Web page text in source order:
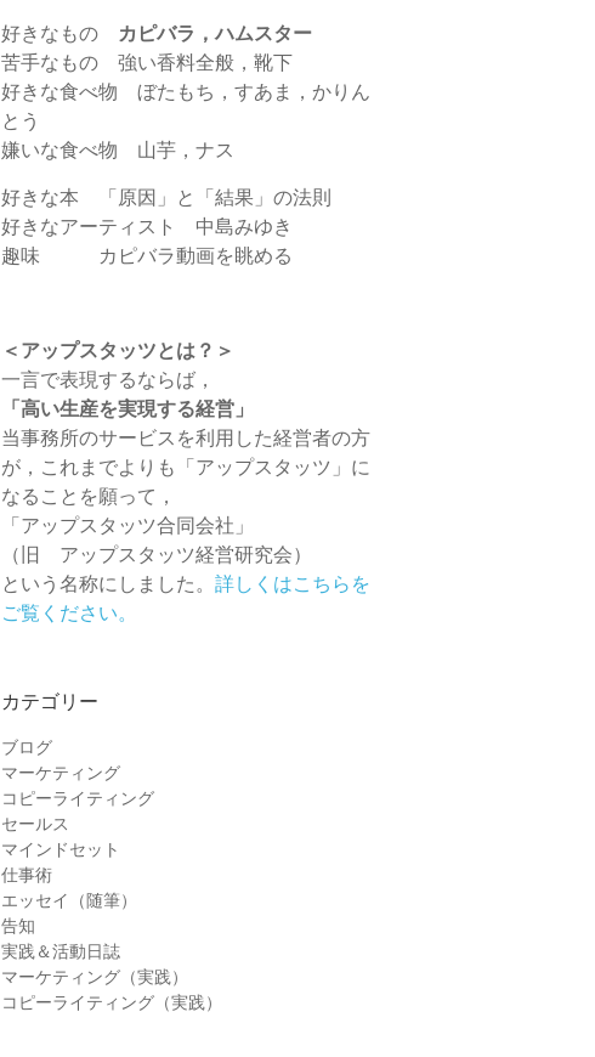
好きなもの カピバラ，ハムスター
苦手なもの 強い香料全般，靴下
好きな食べ物 ぼたもち，すあま，かりん
とう
嫌いな食べ物 山芋，ナス
好きな本 「原因」と「結果」の法則
好きなアーティスト 中島みゆき
趣味 カピバラ動画を眺める
＜アップスタッツとは？＞
一言で表現するならば，
「高い生産を実現する経営」
当事務所のサービスを利用した経営者の方
が，これまでよりも「アップスタッツ」に
なることを願って，
「アップスタッツ合同会社」
（旧 アップスタッツ経営研究会）
という名称にしました。詳しくはこちらを
ご覧ください。
カテゴリー
ブログ
マーケティング
コピーライティング
セールス
マインドセット
仕事術
エッセイ（随筆）
告知
実践＆活動日誌
マーケティング（実践）
コピーライティング（実践）